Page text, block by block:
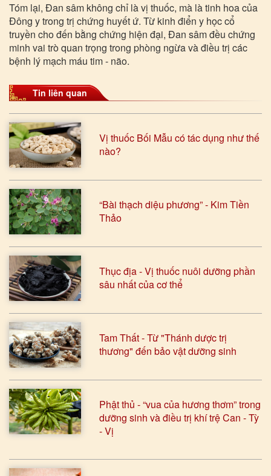
Tóm lại, Đan sâm không chỉ là vị thuốc, mà là tinh hoa của
Đông y trong trị chứng huyết ứ. Từ kinh điển y học cổ
truyền cho đến bằng chứng hiện đại, Đan sâm đều chứng
minh vai trò quan trọng trong phòng ngừa và điều trị các
bệnh lý mạch máu tim - não.
Tin liên quan
Vị thuốc Bối Mẫu có tác dụng như thế
nào?
“Bài thạch diệu phương” - Kim Tiền
Thảo
Thục địa - Vị thuốc nuôi dưỡng phần
sâu nhất của cơ thể
Tam Thất - Từ "Thánh dược trị
thương" đến bảo vật dưỡng sinh
Phật thủ - “vua của hương thơm” trong
dưỡng sinh và điều trị khí trệ Can - Tỳ
- Vị